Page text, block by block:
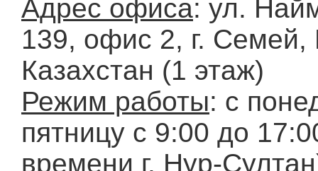
Адрес офиса: ул.
139, офис 2, г.
Казахстан (1 этаж)
Режим работы: с
пятницу с 9:00 до
времени г. Нур-